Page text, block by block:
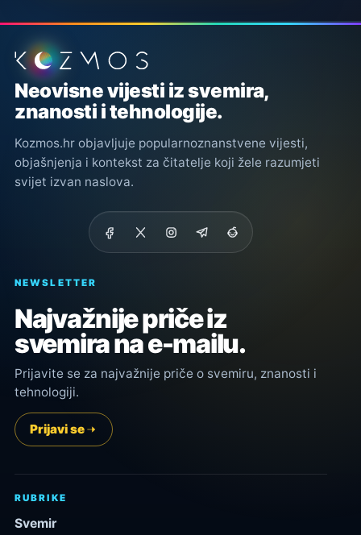
Podnožje stranice
Neovisne vijesti iz svemira,
znanosti i tehnologije.
Kozmos.hr objavljuje popularnoznanstvene vijesti,
objašnjenja i kontekst za čitatelje koji žele razumjeti
svijet izvan naslova.
NEWSLETTER
Najvažnije priče iz
svemira na e-mailu.
Prijavite se za najvažnije priče o svemiru, znanosti i
tehnologiji.
Prijavi se
RUBRIKE
Svemir